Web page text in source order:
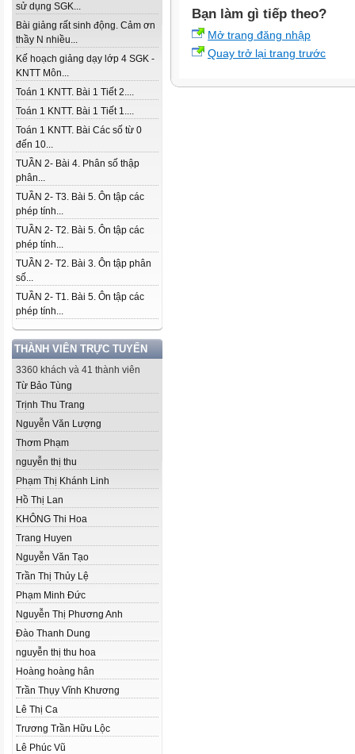
sử dụng SGK...
Bài giảng rất sinh động. Cảm ơn
thầy N nhiều...
Kế hoạch giảng dạy lớp 4 SGK -
KNTT Môn...
Toán 1 KNTT. Bài 1 Tiết 2....
Toán 1 KNTT. Bài 1 Tiết 1....
Toán 1 KNTT. Bài Các số từ 0
đến 10...
TUẦN 2- Bài 4. Phân số thập
phân...
TUẦN 2- T3. Bài 5. Ôn tập các
phép tính...
TUẦN 2- T2. Bài 5. Ôn tập các
phép tính...
TUẦN 2- T2. Bài 3. Ôn tập phân
số...
TUẦN 2- T1. Bài 5. Ôn tập các
phép tính...
THÀNH VIÊN TRỰC TUYẾN
3360 khách và 41 thành viên
Từ Bảo Tùng
Trịnh Thu Trang
Nguyễn Văn Lượng
Thơm Phạm
nguyễn thị thu
Phạm Thị Khánh Linh
Hồ Thị Lan
KHÔNG Thi Hoa
Trang Huyen
Nguyễn Văn Tạo
Trần Thị Thủy Lệ
Phạm Minh Đức
Nguyễn Thị Phương Anh
Đào Thanh Dung
nguyễn thị thu hoa
Hoàng hoàng hân
Trần Thụy Vĩnh Khương
Lê Thị Ca
Trương Trần Hữu Lộc
Lê Phúc Vũ
Bạn làm gì tiếp theo?
Mở trang đăng nhập
Quay trở lại trang trước